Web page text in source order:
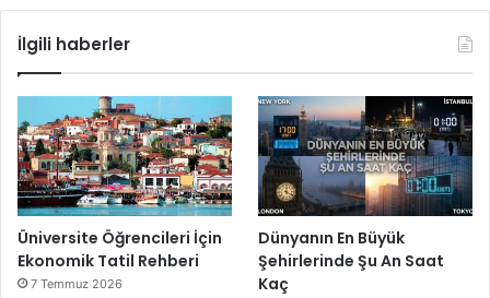
İlgili haberler
Üniversite Öğrencileri İçin
Ekonomik Tatil Rehberi
7 Temmuz 2026
Dünyanın En Büyük
Şehirlerinde Şu An Saat
Kaç